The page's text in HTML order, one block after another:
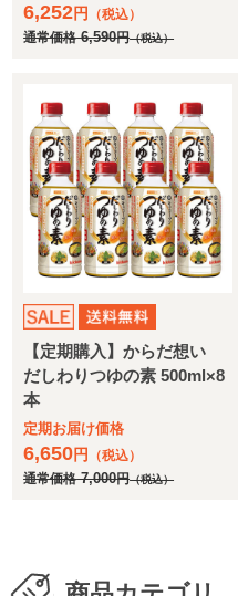
6,252円 （税込）
通常価格6,590円（税込）
【定期購入】からだ想い
だしわりつゆの素 500ml×8
本
定期お届け価格
6,650円 （税込）
通常価格7,000円（税込）